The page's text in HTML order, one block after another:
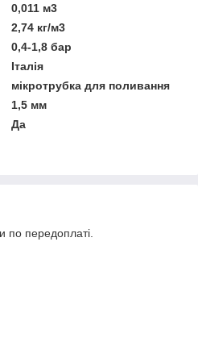
0,011 м3
2,74 кг/м3
0,4-1,8 бар
Італія
мікротрубка для поливання
1,5 мм
Да
по передоплаті.